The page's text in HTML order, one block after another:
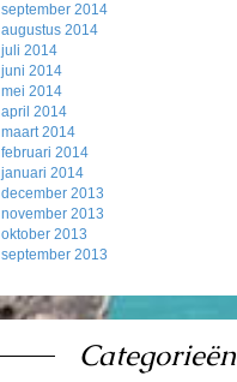
september 2014
augustus 2014
juli 2014
juni 2014
mei 2014
april 2014
maart 2014
februari 2014
januari 2014
december 2013
november 2013
oktober 2013
september 2013
Categorieën